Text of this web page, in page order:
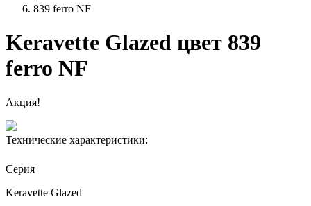
839 ferro NF
Keravette Glazed цвет 839
ferro NF
Акция!
Технические характеристики:
Серия
Keravette Glazed